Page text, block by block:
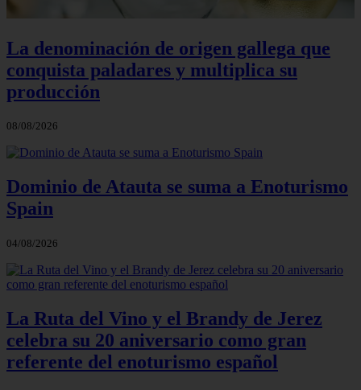
La denominación de origen gallega que
conquista paladares y multiplica su
producción
08/08/2026
Dominio de Atauta se suma a Enoturismo
Spain
04/08/2026
La Ruta del Vino y el Brandy de Jerez
celebra su 20 aniversario como gran
referente del enoturismo español